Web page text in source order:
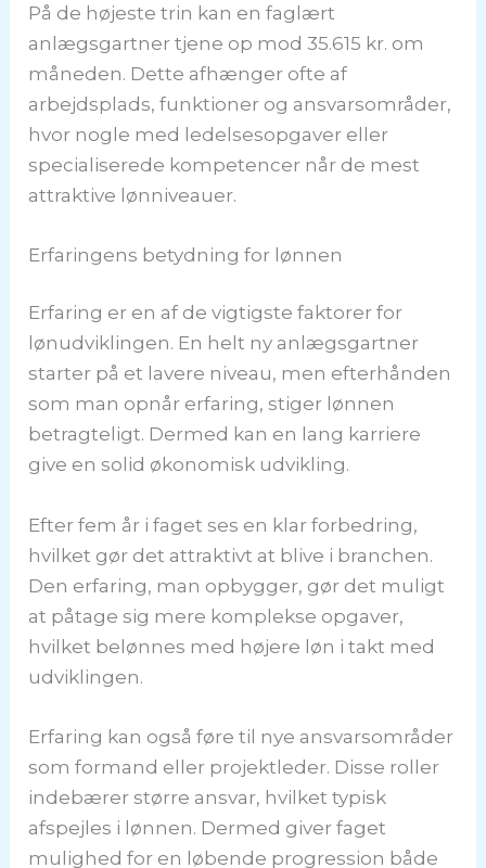
På de højeste trin kan en faglært
anlægsgartner tjene op mod 35.615 kr. om
måneden. Dette afhænger ofte af
arbejdsplads, funktioner og ansvarsområder,
hvor nogle med ledelsesopgaver eller
specialiserede kompetencer når de mest
attraktive lønniveauer.
Erfaringens betydning for lønnen
Erfaring er en af de vigtigste faktorer for
lønudviklingen. En helt ny anlægsgartner
starter på et lavere niveau, men efterhånden
som man opnår erfaring, stiger lønnen
betragteligt. Dermed kan en lang karriere
give en solid økonomisk udvikling.
Efter fem år i faget ses en klar forbedring,
hvilket gør det attraktivt at blive i branchen.
Den erfaring, man opbygger, gør det muligt
at påtage sig mere komplekse opgaver,
hvilket belønnes med højere løn i takt med
udviklingen.
Erfaring kan også føre til nye ansvarsområder
som formand eller projektleder. Disse roller
indebærer større ansvar, hvilket typisk
afspejles i lønnen. Dermed giver faget
mulighed for en løbende progression både